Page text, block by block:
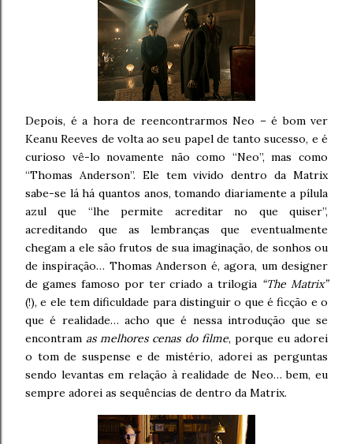
Depois, é a hora de reencontrarmos Neo – é bom ver
Keanu Reeves de volta ao seu papel de tanto sucesso, e é
curioso vê-lo novamente não como “Neo”, mas como
“Thomas Anderson”. Ele tem vivido dentro da Matrix
sabe-se lá há quantos anos, tomando diariamente a pílula
azul que “lhe permite acreditar no que quiser”,
acreditando que as lembranças que eventualmente
chegam a ele são frutos de sua imaginação, de sonhos ou
de inspiração… Thomas Anderson é, agora, um designer
de games famoso por ter criado a trilogia “The Matrix”
(!), e ele tem dificuldade para distinguir o que é ficção e o
que é realidade… acho que é nessa introdução que se
encontramas melhores cenas do filme, porque eu adorei
o tom de suspense e de mistério, adorei as perguntas
sendo levantas em relação à realidade de Neo… bem, eu
sempre adorei as sequências de dentro da Matrix.